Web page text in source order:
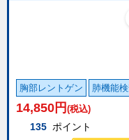
胸部レントゲン 肺機能
14,850 円 (税込)
135 ポイント